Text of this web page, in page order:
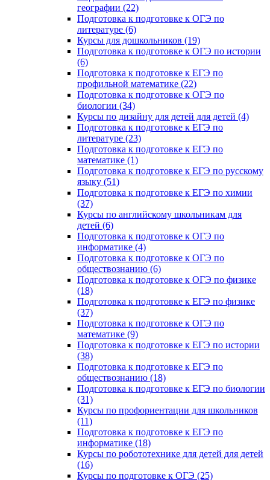
географии (22)
Подготовка к подготовке к ОГЭ по
литературе (6)
Курсы для дошкольников (19)
Подготовка к подготовке к ОГЭ по истории
(6)
Подготовка к подготовке к ЕГЭ по
профильной математике (22)
Подготовка к подготовке к ОГЭ по
биологии (34)
Курсы по дизайну для детей для детей (4)
Подготовка к подготовке к ЕГЭ по
литературе (23)
Подготовка к подготовке к ЕГЭ по
математике (1)
Подготовка к подготовке к ЕГЭ по русскому
языку (51)
Подготовка к подготовке к ЕГЭ по химии
(37)
Курсы по английскому школьникам для
детей (6)
Подготовка к подготовке к ОГЭ по
информатике (4)
Подготовка к подготовке к ОГЭ по
обществознанию (6)
Подготовка к подготовке к ОГЭ по физике
(18)
Подготовка к подготовке к ЕГЭ по физике
(37)
Подготовка к подготовке к ОГЭ по
математике (9)
Подготовка к подготовке к ЕГЭ по истории
(38)
Подготовка к подготовке к ЕГЭ по
обществознанию (18)
Подготовка к подготовке к ЕГЭ по биологии
(31)
Курсы по профориентации для школьников
(11)
Подготовка к подготовке к ЕГЭ по
информатике (18)
Курсы по робототехнике для детей для детей
(16)
Курсы по подготовке к ОГЭ (25)